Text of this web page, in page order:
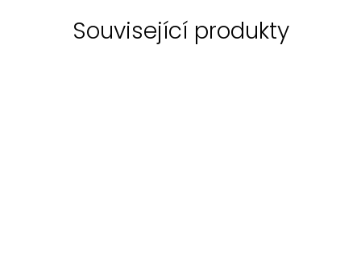
Související produkty